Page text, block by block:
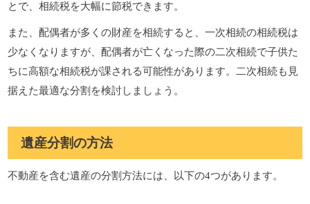
とで、相続税を大幅に節税できます。
また、配偶者が多くの財産を相続すると、一次相続の相続税は
少なくなりますが、配偶者が亡くなった際の二次相続で子供た
ちに高額な相続税が課される可能性があります。二次相続も見
据えた最適な分割を検討しましょう。
遺産分割の方法
不動産を含む遺産の分割方法には、以下の4つがあります。